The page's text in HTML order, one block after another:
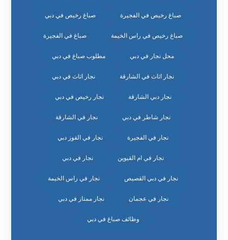
صباغ رخيص في الفجيرة صباغ رخيص في دبي
صباغ رخيص في راس الخيمة صباغ في الفجيرة
محل نجار في دبي مطلوب صباغ في دبي
نجار اثاث في الشارقة نجار اثاث في دبي
نجار دبي الشارقة نجار رخيص في دبي
نجار شاطر في دبي نجار في الشارقة
نجار في الفجيرة نجار في القوز دبي
نجار في ام القيوين نجار في دبي
نجار في دبي القصيص نجار في راس الخيمة
نجار في عجمان نجار ممتاز في دبي
وظائف صباغ في دبي